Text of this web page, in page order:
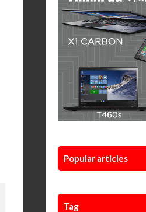
Popular articles
Tag